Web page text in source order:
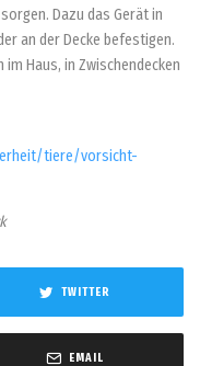
Dazu das Gerät in
an der Decke befestigen.
Haus, in Zwischendecken
tiere/vorsicht-
TWITTER
EMAIL